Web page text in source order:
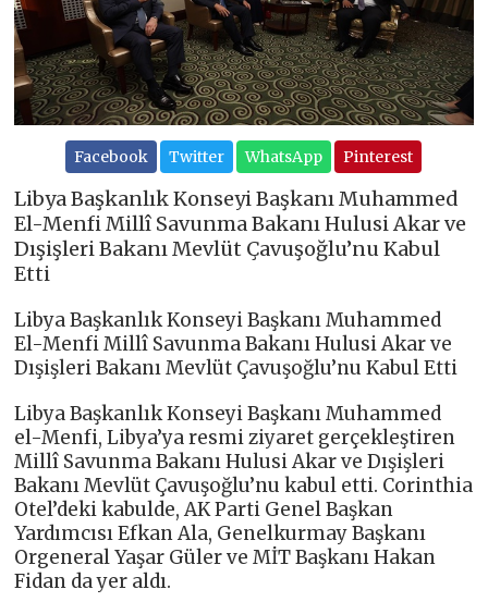
Facebook Twitter WhatsApp Pinterest
Libya Başkanlık Konseyi Başkanı Muhammed
El-Menfi Millî Savunma Bakanı Hulusi Akar ve
Dışişleri Bakanı Mevlüt Çavuşoğlu’nu Kabul
Etti
Libya Başkanlık Konseyi Başkanı Muhammed
El-Menfi Millî Savunma Bakanı Hulusi Akar ve
Dışişleri Bakanı Mevlüt Çavuşoğlu’nu Kabul Etti
Libya Başkanlık Konseyi Başkanı Muhammed
el-Menfi, Libya’ya resmi ziyaret gerçekleştiren
Millî Savunma Bakanı Hulusi Akar ve Dışişleri
Bakanı Mevlüt Çavuşoğlu’nu kabul etti. Corinthia
Otel’deki kabulde, AK Parti Genel Başkan
Yardımcısı Efkan Ala, Genelkurmay Başkanı
Orgeneral Yaşar Güler ve MİT Başkanı Hakan
Fidan da yer aldı.